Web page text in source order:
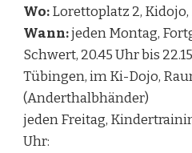
Wo:Lorettoplatz 2, Kidojo,
Wann:jeden Montag,
Schwert, 20.45 Uhr bis
Tübingen, im Ki-Dojo,
(Anderthalbhänder)
jeden Freitag,
Uhr: